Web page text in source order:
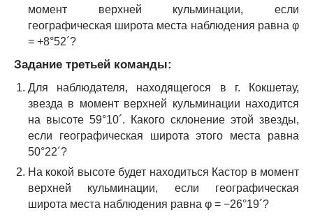
момент верхней кульминации, если
географическая широта места наблюдения равна φ
= +8°52´?
Задание третьей команды:
Для наблюдателя, находящегося в г. Кокшетау,
звезда в момент верхней кульминации находится
на высоте 59°10´. Какого склонение этой звезды,
если географическая широта этого места равна
50°22´?
На кокой высоте будет находиться Кастор в момент
верхней кульминации, если географическая
широта места наблюдения равна φ = −26°19´?